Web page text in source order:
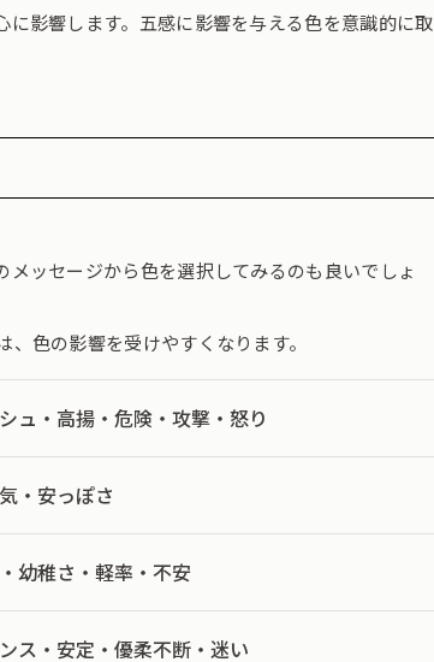
影響します。五感に影響を与える色を意識的に取
ッセージから色を選択してみるのも良いでしょ
色の影響を受けやすくなります。
ュ・高揚・危険・攻撃・怒り
・安っぽさ
幼稚さ・軽率・不安
ス・安定・優柔不断・迷い